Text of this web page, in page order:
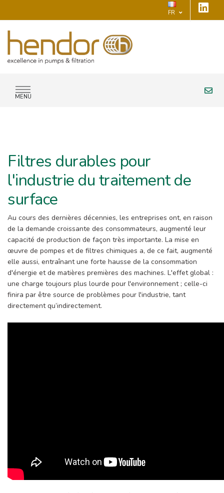
FR
MENU
Filtres durables pour
l'industrie du traitement de
surface
Au cours des dernières décennies, les entreprises ont, en raison
de la demande croissante des consommateurs, augmenté leur
capacité de production de façon très importante. La mise en
œuvre de pompes et de filtres chimiques a, de ce fait, augmenté
elle aussi, entraînant une forte hausse de la consommation
d'énergie et de matières premières des machines. L'effet global :
une charge toujours plus lourde pour l'environnement ; celle-ci
finira par être source de problèmes pour l'industrie, tant
directement qu’indirectement.